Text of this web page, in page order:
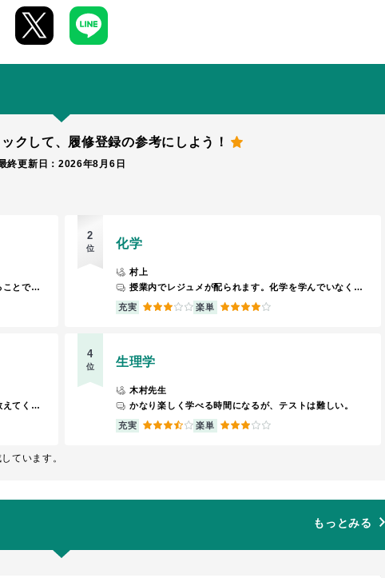
クして、 履修登録の参考にしよう！
終更新日：2026年8月6日
授業中に出た課題や問題を何回もよく復習することで突破できる授業だと思います。
2
位 化学
村上
授業内でレジュメが配られます。化学を学んでいなくても理解できる内容であるため、テストの対策をしっかりすれば単位は取得できます。
充実 3 楽単 4
テストは難しいですが、とても分かりやすく教えてくれます。
4
位 生理学
木村先生
かなり楽しく学べる時間になるが、テストは難しい。
充実 3.5 楽単 3
ています。
もっとみる